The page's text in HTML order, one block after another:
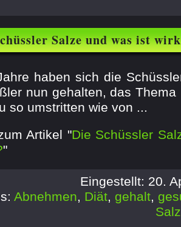
Salze und was ist
haben sich die
nun gehalten, das
so umstritten wie von ...
Artikel "Die Schüssler
"
Eingestellt: 20.
Abnehmen, Diät, gehalt,